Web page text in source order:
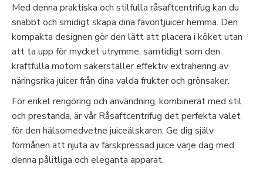
Med denna praktiska och stilfulla råsaftcentrifug kan du
snabbt och smidigt skapa dina favoritjuicer hemma. Den
kompakta designen gör den lätt att placera i köket utan
att ta upp för mycket utrymme, samtidigt som den
kraftfulla motorn säkerställer effektiv extrahering av
näringsrika juicer från dina valda frukter och grönsaker.
För enkel rengöring och användning, kombinerat med stil
och prestanda, är vår Råsaftcentrifug det perfekta valet
för den hälsomedvetne juiceälskaren. Ge dig själv
förmånen att njuta av färskpressad juice varje dag med
denna pålitliga och eleganta apparat.